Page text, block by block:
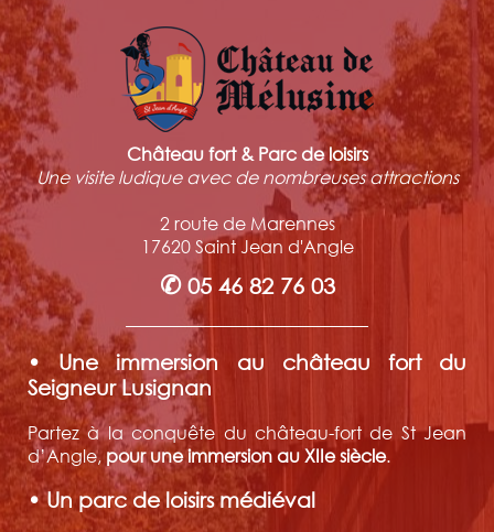
Château fort & Parc de loisirs
Une visite ludique avec de nombreuses attractions
2 route de Marennes
17620 Saint Jean d'Angle
✆ 05 46 82 76 03
• Une immersion au château fort du
Seigneur Lusignan
Partez à la conquête du château-fort de St Jean
d’Angle, pour une immersion au XIIe siècle.
• Un parc de loisirs médiéval